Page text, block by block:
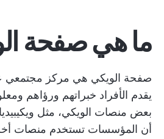
ما هي صفحة
صفحة الويكي هي مركز مجتمعي
يقدم الأفراد خبراتهم ورؤاهم
بعض منصات الويكي، مثل
أن المؤسسات تستخدم منصات